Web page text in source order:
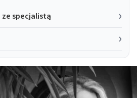
specjalistą